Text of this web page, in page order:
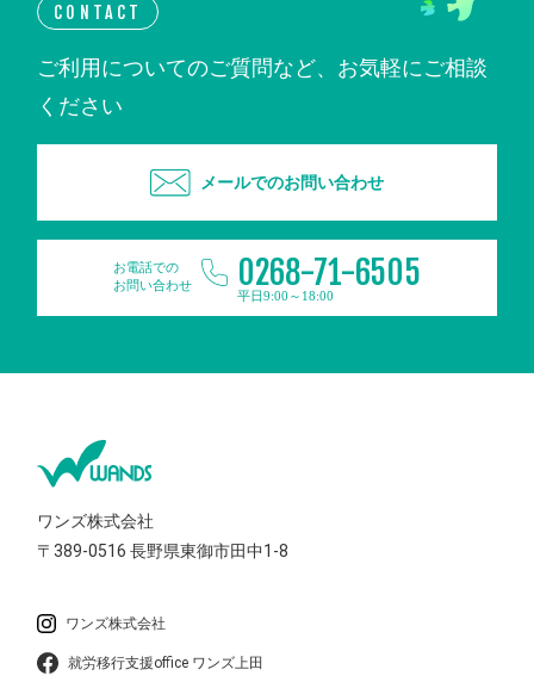
CONTACT
ご利用についてのご質問など、お気軽にご相談
ください
メールでのお問い合わせ
お電話での
お問い合わせ
0268-71-6505
平日9:00～18:00
ワンズ株式会社
〒389-0516長野県東御市田中1-8
ワンズ株式会社
就労移行支援office ワンズ上田